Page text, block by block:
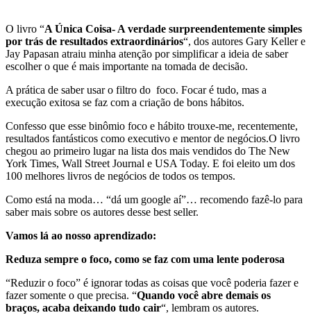
O livro “A Única Coisa- A verdade surpreendentemente simples
por trás de resultados extraordinários“, dos autores Gary Keller e
Jay Papasan atraiu minha atenção por simplificar a ideia de saber
escolher o que é mais importante na tomada de decisão.
A prática de saber usar o filtro do foco. Focar é tudo, mas a
execução exitosa se faz com a criação de bons hábitos.
Confesso que esse binômio foco e hábito trouxe-me, recentemente,
resultados fantásticos como executivo e mentor de negócios.O livro
chegou ao primeiro lugar na lista dos mais vendidos do The New
York Times, Wall Street Journal e USA Today. E foi eleito um dos
100 melhores livros de negócios de todos os tempos.
Como está na moda… “dá um google aí”… recomendo fazê-lo para
saber mais sobre os autores desse best seller.
Vamos lá ao nosso aprendizado:
Reduza sempre o foco, como se faz com uma lente poderosa
“Reduzir o foco” é ignorar todas as coisas que você poderia fazer e
fazer somente o que precisa. “Quando você abre demais os
braços, acaba deixando tudo cair“, lembram os autores.